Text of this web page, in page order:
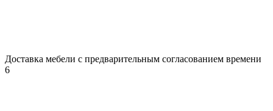
Доставка мебели с предварительным согласованием времени
6